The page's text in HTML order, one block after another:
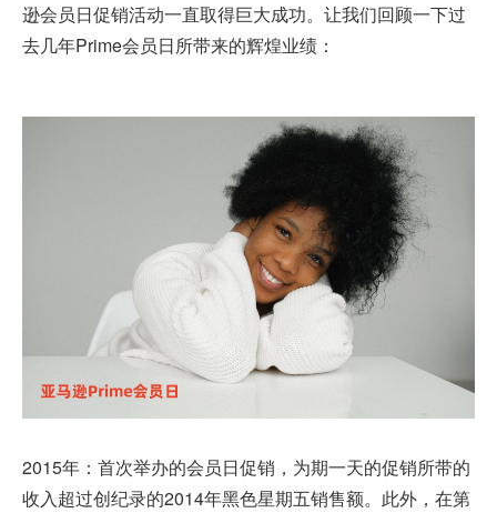
逊会员日促销活动一直取得巨大成功。让我们回顾一下过
去几年Prime会员日所带来的辉煌业绩：
2015年：首次举办的会员日促销，为期一天的促销所带的
收入超过创纪录的2014年黑色星期五销售额。此外，在第